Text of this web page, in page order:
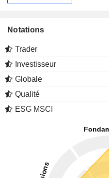
Notations
Trader
Investisseur
Globale
Qualité
ESG MSCI